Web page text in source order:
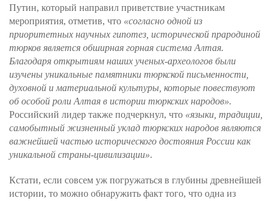
Путин, который направил приветствие участникам
мероприятия, отметив, что «согласно одной из
приоритетных научных гипотез, исторической прародиной
тюрков является обширная горная система Алтая.
Благодаря открытиям наших ученых-археологов были
изучены уникальные памятники тюркской письменности,
духовной и материальной культуры, которые повествуют
об особой роли Алтая в истории тюркских народов».
Российский лидер также подчеркнул, что «языки, традиции,
самобытный жизненный уклад тюркских народов являются
важнейшей частью исторического достояния России как
уникальной страны-цивилизации».
Кстати, если совсем уж погружаться в глубины древнейшей
истории, то можно обнаружить факт того, что одна из